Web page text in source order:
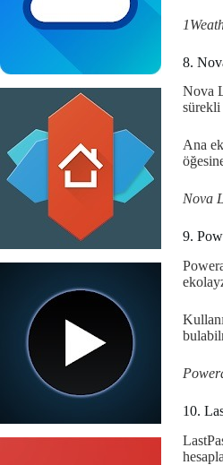
8.
Nova
sürekli
Ana
Nova
9.
10.